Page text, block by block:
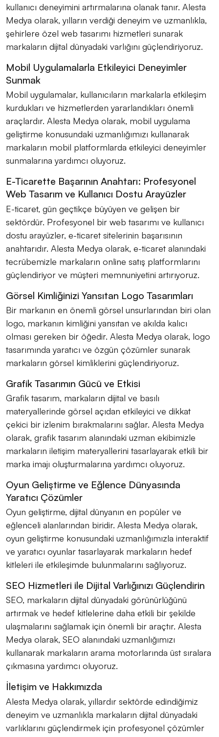
kullanıcı deneyimini artırmalarına olanak tanır. Alesta
Medya olarak, yılların verdiği deneyim ve uzmanlıkla,
şehirlere özel web tasarımı hizmetleri sunarak
markaların dijital dünyadaki varlığını güçlendiriyoruz.
Mobil Uygulamalarla Etkileyici Deneyimler
Sunmak
Mobil uygulamalar, kullanıcıların markalarla etkileşim
kurdukları ve hizmetlerden yararlandıkları önemli
araçlardır. Alesta Medya olarak, mobil uygulama
geliştirme konusundaki uzmanlığımızı kullanarak
markaların mobil platformlarda etkileyici deneyimler
sunmalarına yardımcı oluyoruz.
E-Ticarette Başarının Anahtarı: Profesyonel
Web Tasarım ve Kullanıcı Dostu Arayüzler
E-ticaret, gün geçtikçe büyüyen ve gelişen bir
sektördür. Profesyonel bir web tasarımı ve kullanıcı
dostu arayüzler, e-ticaret sitelerinin başarısının
anahtarıdır. Alesta Medya olarak, e-ticaret alanındaki
tecrübemizle markaların online satış platformlarını
güçlendiriyor ve müşteri memnuniyetini artırıyoruz.
Görsel Kimliğinizi Yansıtan Logo Tasarımları
Bir markanın en önemli görsel unsurlarından biri olan
logo, markanın kimliğini yansıtan ve akılda kalıcı
olması gereken bir öğedir. Alesta Medya olarak, logo
tasarımında yaratıcı ve özgün çözümler sunarak
markaların görsel kimliklerini güçlendiriyoruz.
Grafik Tasarımın Gücü ve Etkisi
Grafik tasarım, markaların dijital ve basılı
materyallerinde görsel açıdan etkileyici ve dikkat
çekici bir izlenim bırakmalarını sağlar. Alesta Medya
olarak, grafik tasarım alanındaki uzman ekibimizle
markaların iletişim materyallerini tasarlayarak etkili bir
marka imajı oluşturmalarına yardımcı oluyoruz.
Oyun Geliştirme ve Eğlence Dünyasında
Yaratıcı Çözümler
Oyun geliştirme, dijital dünyanın en popüler ve
eğlenceli alanlarından biridir. Alesta Medya olarak,
oyun geliştirme konusundaki uzmanlığımızla interaktif
ve yaratıcı oyunlar tasarlayarak markaların hedef
kitleleri ile etkileşimde bulunmalarını sağlıyoruz.
SEO Hizmetleri ile Dijital Varlığınızı Güçlendirin
SEO, markaların dijital dünyadaki görünürlüğünü
artırmak ve hedef kitlelerine daha etkili bir şekilde
ulaşmalarını sağlamak için önemli bir araçtır. Alesta
Medya olarak, SEO alanındaki uzmanlığımızı
kullanarak markaların arama motorlarında üst sıralara
çıkmasına yardımcı oluyoruz.
İletişim ve Hakkımızda
Alesta Medya olarak, yıllardır sektörde edindiğimiz
deneyim ve uzmanlıkla markaların dijital dünyadaki
varlıklarını güçlendirmek için profesyonel çözümler